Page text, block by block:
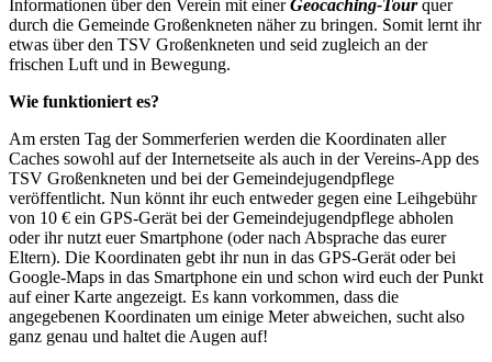
Informationen über den Verein mit einerGeocaching-Tourquer
durch die Gemeinde Großenkneten näher zu bringen. Somit lernt ihr
etwas über den TSV Großenkneten und seid zugleich an der
frischen Luft und in Bewegung.
Wie funktioniert es?
Am ersten Tag der Sommerferien werden die Koordinaten aller
Caches sowohl auf der Internetseite als auch in der Vereins-App des
TSV Großenkneten und bei der Gemeindejugendpflege
veröffentlicht. Nun könnt ihr euch entweder gegen eine Leihgebühr
von 10 € ein GPS-Gerät bei der Gemeindejugendpflege abholen
oder ihr nutzt euer Smartphone (oder nach Absprache das eurer
Eltern). Die Koordinaten gebt ihr nun in das GPS-Gerät oder bei
Google-Maps in das Smartphone ein und schon wird euch der Punkt
auf einer Karte angezeigt. Es kann vorkommen, dass die
angegebenen Koordinaten um einige Meter abweichen, sucht also
ganz genau und haltet die Augen auf!